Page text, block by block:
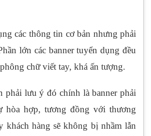
các thông tin cơ bản nhưng phải
lớn các banner tuyển dụng đều
chữ viết tay, khá ấn tượng.
phải lưu ý đó chính là banner phải
hòa hợp, tương đồng với thương
khách hàng sẽ không bị nhầm lẫn